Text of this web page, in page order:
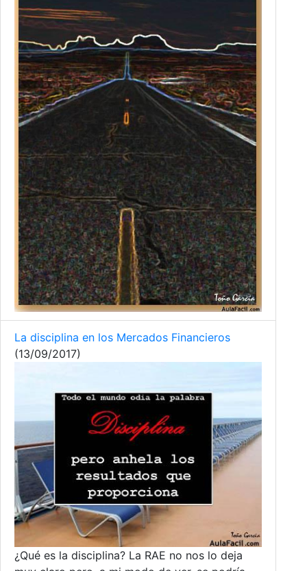
La disciplina en los Mercados Financieros
(13/09/2017)
¿Qué es la disciplina? La RAE no nos lo deja